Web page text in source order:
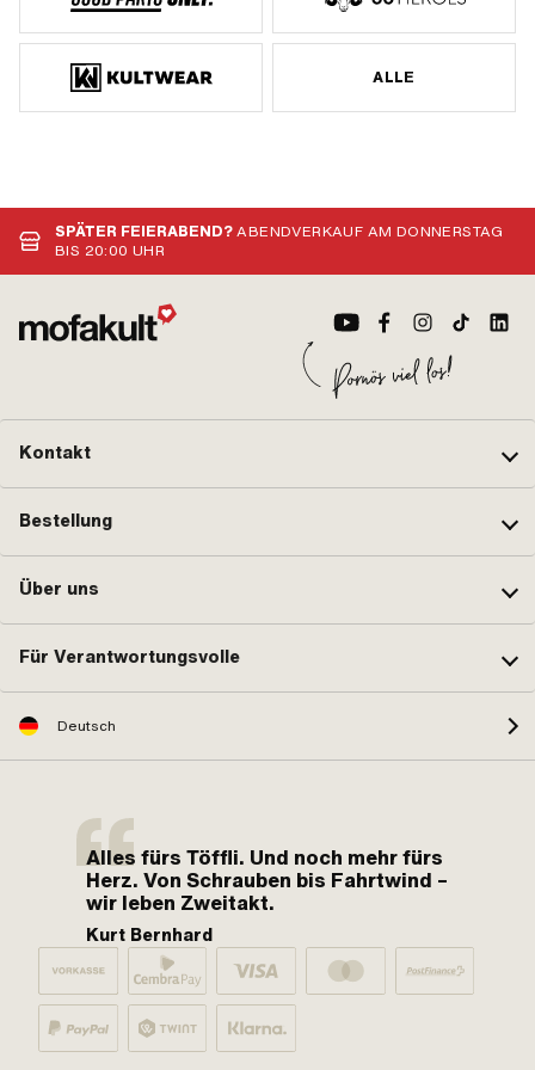
ALLE
SPÄTER FEIERABEND?ABENDVERKAUF AM DONNERSTAG
BIS 20:00 UHR
Kontakt
Bestellung
Über uns
Für Verantwortungsvolle
Deutsch
Alles fürs Töffli. Und noch mehr fürs
Herz. Von Schrauben bis Fahrtwind –
wir leben Zweitakt.
Kurt Bernhard